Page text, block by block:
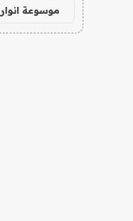
موسوعة انوار